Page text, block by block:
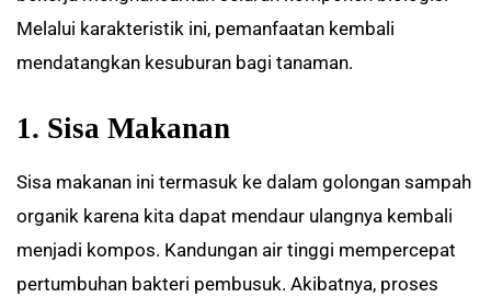
Melalui karakteristik ini, pemanfaatan kembali
mendatangkan kesuburan bagi tanaman.
1. Sisa Makanan
Sisa makanan ini termasuk ke dalam golongan sampah
organik karena kita dapat mendaur ulangnya kembali
menjadi kompos. Kandungan air tinggi mempercepat
pertumbuhan bakteri pembusuk. Akibatnya, proses